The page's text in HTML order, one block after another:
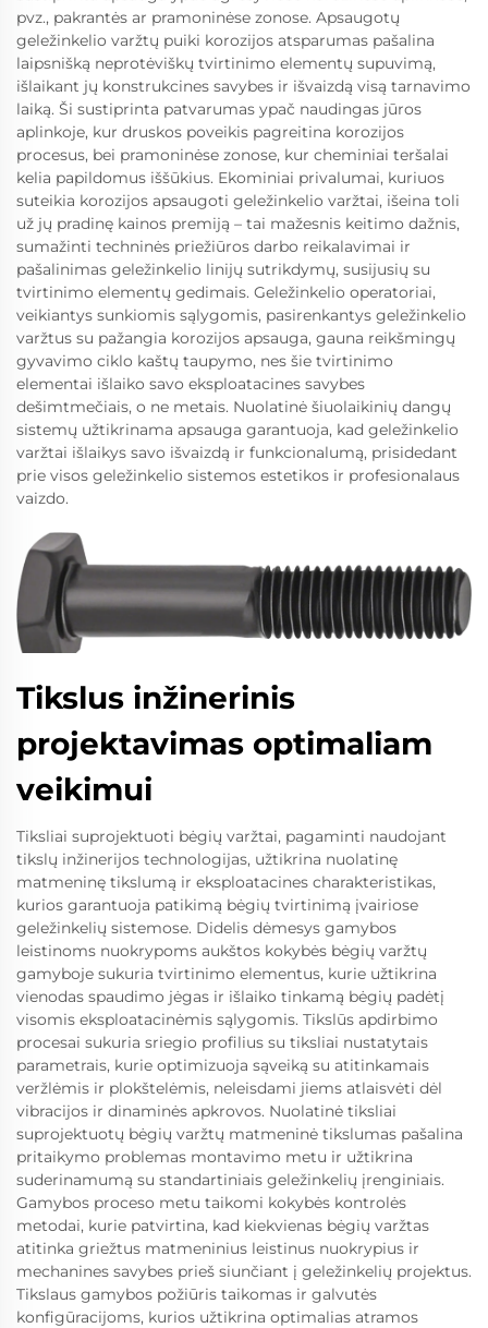
pvz., pakrantės ar pramoninėse zonose. Apsaugotų
geležinkelio varžtų puiki korozijos atsparumas pašalina
laipsnišką neprotėviškų tvirtinimo elementų supuvimą,
išlaikant jų konstrukcines savybes ir išvaizdą visą tarnavimo
laiką. Ši sustiprinta patvarumas ypač naudingas jūros
aplinkoje, kur druskos poveikis pagreitina korozijos
procesus, bei pramoninėse zonose, kur cheminiai teršalai
kelia papildomus iššūkius. Ekominiai privalumai, kuriuos
suteikia korozijos apsaugoti geležinkelio varžtai, išeina toli
už jų pradinę kainos premiją – tai mažesnis keitimo dažnis,
sumažinti techninės priežiūros darbo reikalavimai ir
pašalinimas geležinkelio linijų sutrikdymų, susijusių su
tvirtinimo elementų gedimais. Geležinkelio operatoriai,
veikiantys sunkiomis sąlygomis, pasirenkantys geležinkelio
varžtus su pažangia korozijos apsauga, gauna reikšmingų
gyvavimo ciklo kaštų taupymo, nes šie tvirtinimo
elementai išlaiko savo eksploatacines savybes
dešimtmečiais, o ne metais. Nuolatinė šiuolaikinių dangų
sistemų užtikrinama apsauga garantuoja, kad geležinkelio
varžtai išlaikys savo išvaizdą ir funkcionalumą, prisidedant
prie visos geležinkelio sistemos estetikos ir profesionalaus
vaizdo.
Tikslus inžinerinis
projektavimas optimaliam
veikimui
Tiksliai suprojektuoti bėgių varžtai, pagaminti naudojant
tikslų inžinerijos technologijas, užtikrina nuolatinę
matmeninę tikslumą ir eksploatacines charakteristikas,
kurios garantuoja patikimą bėgių tvirtinimą įvairiose
geležinkelių sistemose. Didelis dėmesys gamybos
leistinoms nuokrypoms aukštos kokybės bėgių varžtų
gamyboje sukuria tvirtinimo elementus, kurie užtikrina
vienodas spaudimo jėgas ir išlaiko tinkamą bėgių padėtį
visomis eksploatacinėmis sąlygomis. Tikslūs apdirbimo
procesai sukuria sriegio profilius su tiksliai nustatytais
parametrais, kurie optimizuoja sąveiką su atitinkamais
veržlėmis ir plokštelėmis, neleisdami jiems atlaisvėti dėl
vibracijos ir dinaminės apkrovos. Nuolatinė tiksliai
suprojektuotų bėgių varžtų matmeninė tikslumas pašalina
pritaikymo problemas montavimo metu ir užtikrina
suderinamumą su standartiniais geležinkelių įrenginiais.
Gamybos proceso metu taikomi kokybės kontrolės
metodai, kurie patvirtina, kad kiekvienas bėgių varžtas
atitinka griežtus matmeninius leistinus nuokrypius ir
mechanines savybes prieš siunčiant į geležinkelių projektus.
Tikslaus gamybos požiūris taikomas ir galvutės
konfigūracijoms, kurios užtikrina optimalias atramos